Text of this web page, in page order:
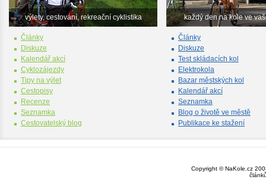
výlety, cestování, rekreační cyklistika
Články
Diskuze
Kalendář akcí
Cyklozájezdy
Tipy na výlet
Cestopisy
Recenze
Seznamka
Cestovatelský blog
každý den na kole ve
Články
Diskuze
Test skládacích kol
Elektrokola
Bazar městských kol
Kalendář akcí
Seznamka
Blog o životě ve městě
Publikace ke stažení
Copyright © NaKole.cz